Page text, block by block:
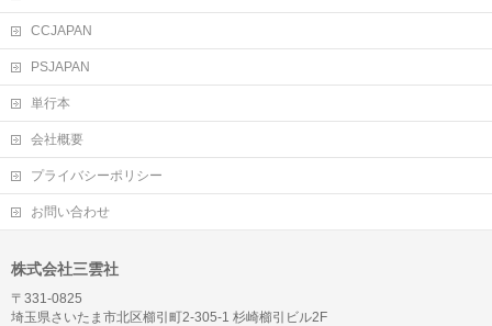
CCJAPAN
PSJAPAN
単行本
会社概要
プライバシーポリシー
お問い合わせ
株式会社三雲社
〒331-0825
埼玉県さいたま市北区櫛引町2-305-1 杉崎櫛引ビル2F